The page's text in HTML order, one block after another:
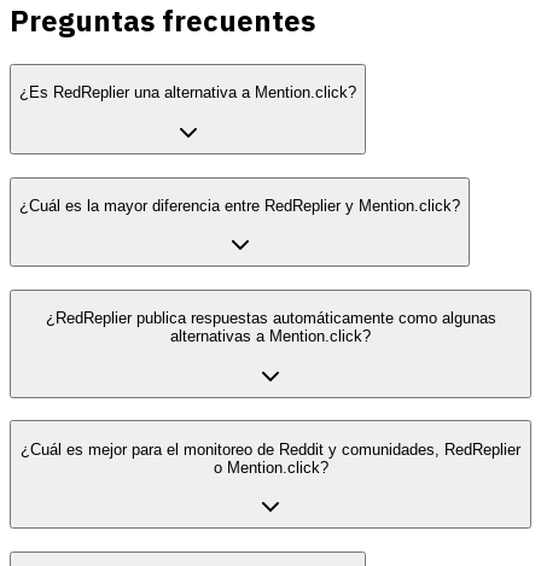
Preguntas frecuentes
¿Es RedReplier una alternativa a Mention.click?
¿Cuál es la mayor diferencia entre RedReplier y Mention.click?
¿RedReplier publica respuestas automáticamente como algunas
alternativas a Mention.click?
¿Cuál es mejor para el monitoreo de Reddit y comunidades, RedReplier
o Mention.click?